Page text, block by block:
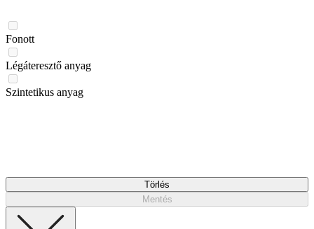
Fonott
Légáteresztő anyag
Szintetikus anyag
Törlés
Mentés